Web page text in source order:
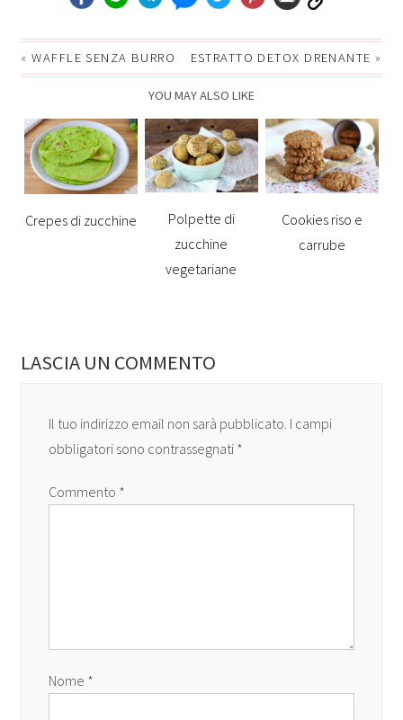
«WAFFLE SENZA BURRO ESTRATTO DETOX DRENANTE »
YOU MAY ALSO LIKE
Crepes di zucchine
Polpette di
zucchine
vegetariane
Cookies riso e
carrube
LASCIA UN COMMENTO
Il tuo indirizzo email non sarà pubblicato. I campi
obbligatori sono contrassegnati *
Commento *
Nome *